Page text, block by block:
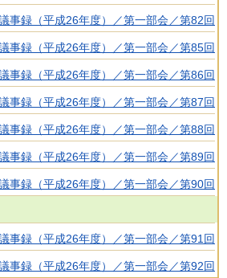
事録（平成26年度）／第一部会／第82回
事録（平成26年度）／第一部会／第85回
事録（平成26年度）／第一部会／第86回
事録（平成26年度）／第一部会／第87回
事録（平成26年度）／第一部会／第88回
事録（平成26年度）／第一部会／第89回
事録（平成26年度）／第一部会／第90回
事録（平成26年度）／第一部会／第91回
事録（平成26年度）／第一部会／第92回